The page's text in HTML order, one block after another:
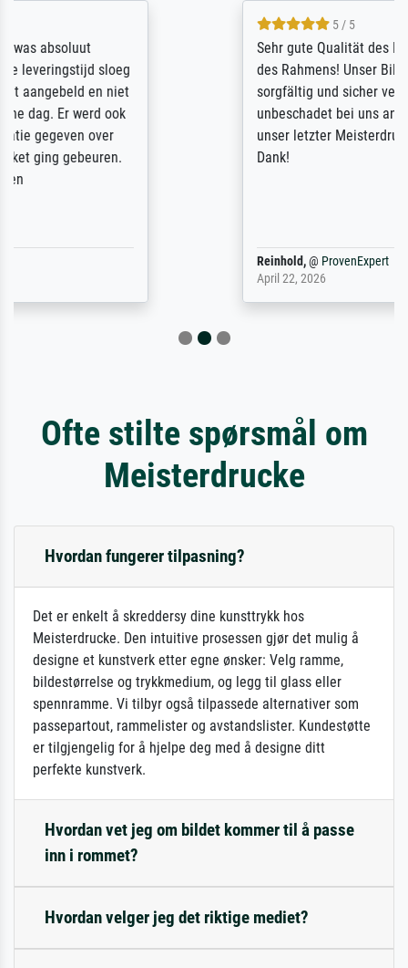
Sehr gute Qualität des Leinwanddrucks und
des Rahmens! Unser Bild wurde sehr
sorgfältig und sicher verpackt, so dass es
unbeschadet bei uns ankam. Es wird nicht
unser letzter Meisterdruck sein. Vielen
Dank!
Ofte stilte spørsmål om
Meisterdrucke
Hvordan fungerer tilpasning?
Det er enkelt å skreddersy dine kunsttrykk hos
Meisterdrucke. Den intuitive prosessen gjør det mulig å
designe et kunstverk etter egne ønsker: Velg ramme,
bildestørrelse og trykkmedium, og legg til glass eller
spennramme. Vi tilbyr også tilpassede alternativer som
passepartout, rammelister og avstandslister. Kundestøtte
er tilgjengelig for å hjelpe deg med å designe ditt
perfekte kunstverk.
Hvordan vet jeg om bildet kommer til å passe
inn i rommet?
Hvordan velger jeg det riktige mediet?